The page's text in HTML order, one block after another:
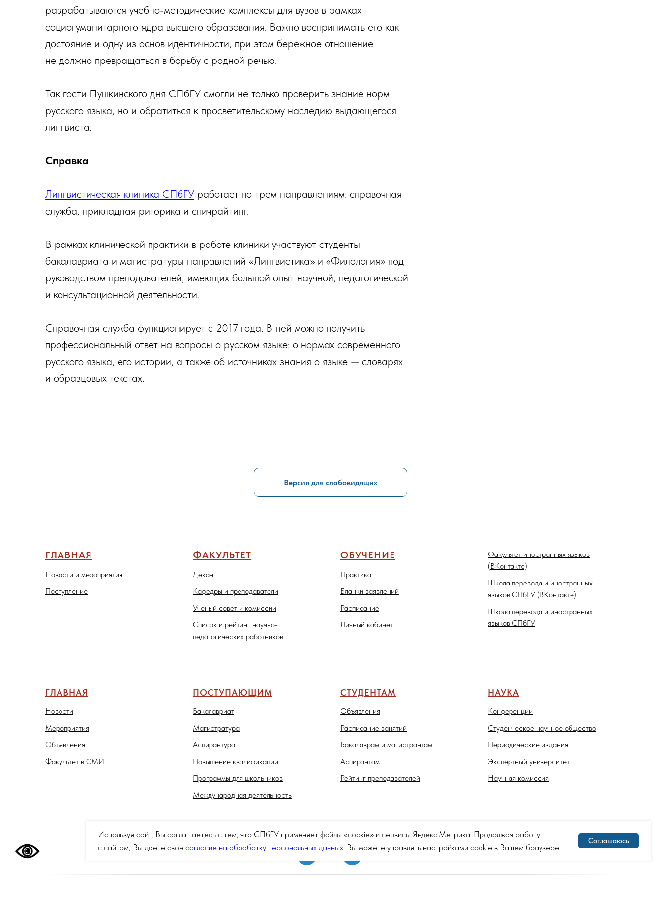
разрабатываются учебно-методические комплексы для вузов в рамках
социогуманитарного ядра высшего образования. Важно воспринимать его как
достояние и одну из основ идентичности, при этом бережное отношение
не должно превращаться в борьбу с родной речью.
Так гости Пушкинского дня СПбГУ смогли не только проверить знание норм
русского языка, но и обратиться к просветительскому наследию выдающегося
лингвиста.
Справка
Лингвистическая клиника СПбГУ работает по трем направлениям: справочная
служба, прикладная риторика и спичрайтинг.
В рамках клинической практики в работе клиники участвуют студенты
бакалавриата и магистратуры направлений «Лингвистика» и «Филология» под
руководством преподавателей, имеющих большой опыт научной, педагогической
и консультационной деятельности.
Справочная служба функционирует с 2017 года. В ней можно получить
профессиональный ответ на вопросы о русском языке: о нормах современного
русского языка, его истории, а также об источниках знания о языке — словарях
и образцовых текстах.
Версия для слабовидящих
ГЛАВНАЯ
Новости и мероприятия
Поступление
ФАКУЛЬТЕТ
Декан
Кафедры и преподаватели
Ученый совет и комиссии
Список и рейтинг научно-
педагогических работников
ОБУЧЕНИЕ
Практика
Бланки заявлений
Расписание
Личный кабинет
Факультет иностранных языков
(ВКонтакте)
Школа перевода и иностранных
языков СПбГУ (ВКонтакте)
Школа перевода и иностранных
языков СПбГУ
ГЛАВНАЯ
Новости
Мероприятия
Объявления
Факультет в СМИ
ПОСТУПАЮЩИМ
Бакалавриат
Магистратура
Аспирантура
Повышение квалификации
Программы для школьников
Международная деятельность
СТУДЕНТАМ
Объявления
Расписание занятий
Бакалаврам и магистрантам
Аспирантам
Рейтинг преподавателей
НАУКА
Конференции
Студенческое научное общество
Периодические издания
Экспертный университет
Научная комиссия
Используя сайт, Вы соглашаетесь с тем, что СПбГУ применяет файлы «cookie» и сервисы Яндекс.Метрика. Продолжая работу
с сайтом, Вы даете свое согласие на обработку персональных данных. Вы можете управлять настройками cookie в Вашем браузере.
Соглашаюсь